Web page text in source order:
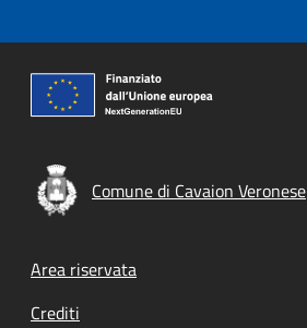
Comune di Cavaion Veronese
Footer menu
Area riservata
Crediti